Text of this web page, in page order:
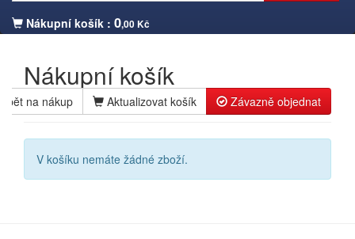
Nákupní košík : 0,00 Kč
Nákupní košík
na nákup Aktualizovat košík Závazně objednat
V košíku nemáte žádné zboží.